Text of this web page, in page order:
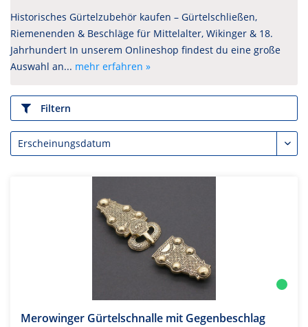
Historisches Gürtelzubehör kaufen – Gürtelschließen,
Riemenenden & Beschläge für Mittelalter, Wikinger & 18.
Jahrhundert In unserem Onlineshop findest du eine große
Auswahl an... mehr erfahren »
Filtern
Merowinger Gürtelschnalle mit Gegenbeschlag